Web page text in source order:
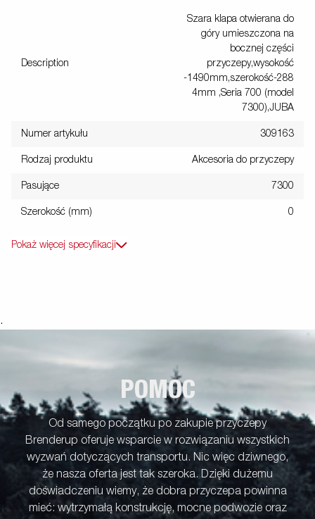
Description
Szara klapa otwierana do
góry umieszczona na
bocznej części
przyczepy,wysokość
-1490mm,szerokość-288
4mm ,Seria 700 (model
7300),JUBA
Numer artykułu 309163
Rodzaj produktu Akcesoria do przyczepy
Pasujące 7300
Szerokość (mm) 0
Pokaż więcej specyfikacji
.
POMOC
Od samego początku po zakupie przyczepy
Brenderup oferuje wsparcie w rozwiązaniu wszystkich
wyzwań dotyczących transportu. Nic więc dziwnego,
że nasza oferta jest tak szeroka. Dzięki dużemu
doświadczeniu wiemy, że dobra przyczepa powinna
mieć: wytrzymałą konstrukcję, mocne podwozie oraz